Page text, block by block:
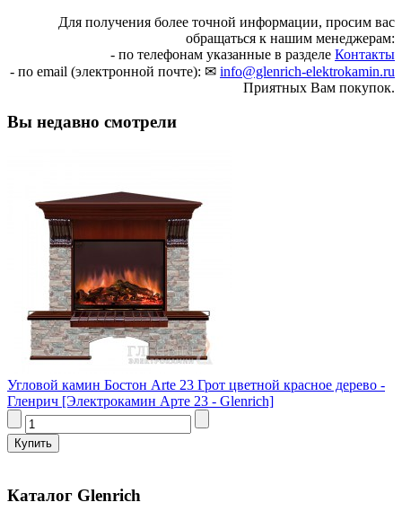
Для получения более точной информации, просим вас
обращаться к нашим менеджерам:
- по телефонам указанные в разделе Контакты
- по email (электронной почте): ✉ info@glenrich-elektrokamin.ru
Приятных Вам покупок.
Вы недавно смотрели
Угловой камин Бостон Arte 23 Грот цветной красное дерево -
Гленрич [Электрокамин Арте 23 - Glenrich]
Каталог Glenrich